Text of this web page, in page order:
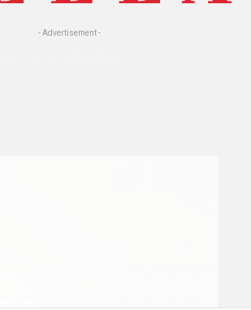
- Advertisement -